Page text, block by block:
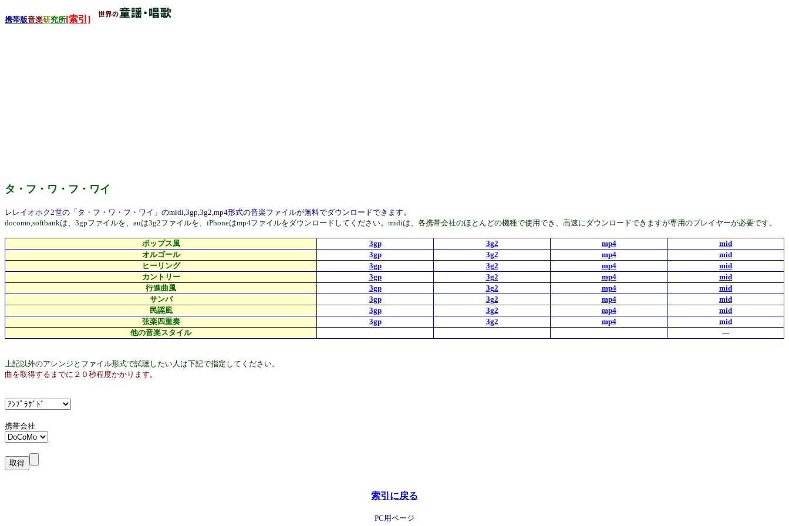
携帯版音楽研究所[索引]
タ・フ・ワ・フ・ワイ
レレイオホク2世の「タ・フ・ワ・フ・ワイ」のmidi,3gp,3g2,mp4形式の音楽ファイルが無料でダウンロードできます。
docomo,softbankは、3gpファイルを、auは3g2ファイルを、iPhoneはmp4ファイルをダウンロードしてください。midiは、各携帯会社のほとんどの機種で使用でき、高速にダウンロードできますが専用のプレイヤーが必要です。
ポップス風 3gp 3g2 mp4
mid
オルゴール
3gp 3g2 mp4
mid
ヒーリング
3gp 3g2 mp4
mid
カントリー
3gp 3g2 mp4
mid
行進曲風
3gp 3g2 mp4
mid
サンバ
3gp 3g2 mp4
mid
民謡風
3gp 3g2 mp4
mid
弦楽四重奏
3gp 3g2 mp4
mid
他の音楽スタイル
---
上記以外のアレンジとファイル形式で試聴したい人は下記で指定してください。
曲を取得するまでに２０秒程度かかります。
携帯会社
索引に戻る
PC用ページ